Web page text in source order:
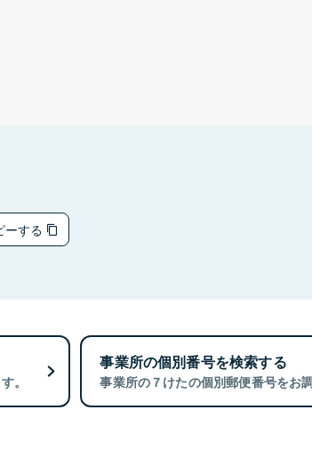
ーする
。
事業所の個別番号を検索する
事業所の７けたの個別郵便番号をお調